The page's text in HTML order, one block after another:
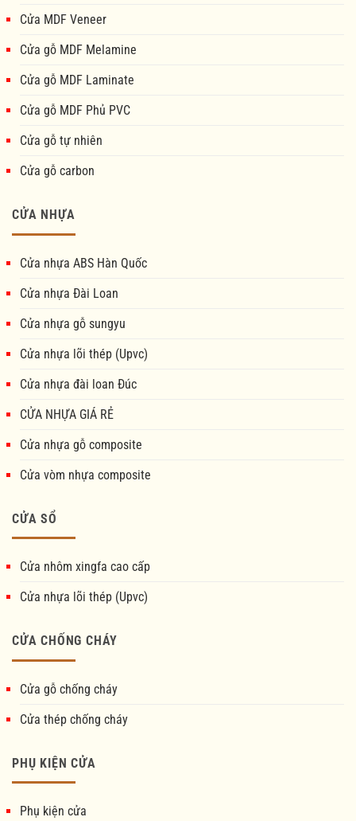
Cửa MDF Veneer
Cửa gỗ MDF Melamine
Cửa gỗ MDF Laminate
Cửa gỗ MDF Phủ PVC
Cửa gỗ tự nhiên
Cửa gỗ carbon
CỬA NHỰA
Cửa nhựa ABS Hàn Quốc
Cửa nhựa Đài Loan
Cửa nhựa gỗ sungyu
Cửa nhựa lõi thép (Upvc)
Cửa nhựa đài loan Đúc
CỬA NHỰA GIÁ RẺ
Cửa nhựa gỗ composite
Cửa vòm nhựa composite
CỬA SỔ
Cửa nhôm xingfa cao cấp
Cửa nhựa lõi thép (Upvc)
CỬA CHỐNG CHÁY
Cửa gỗ chống cháy
Cửa thép chống cháy
PHỤ KIỆN CỬA
Phụ kiện cửa